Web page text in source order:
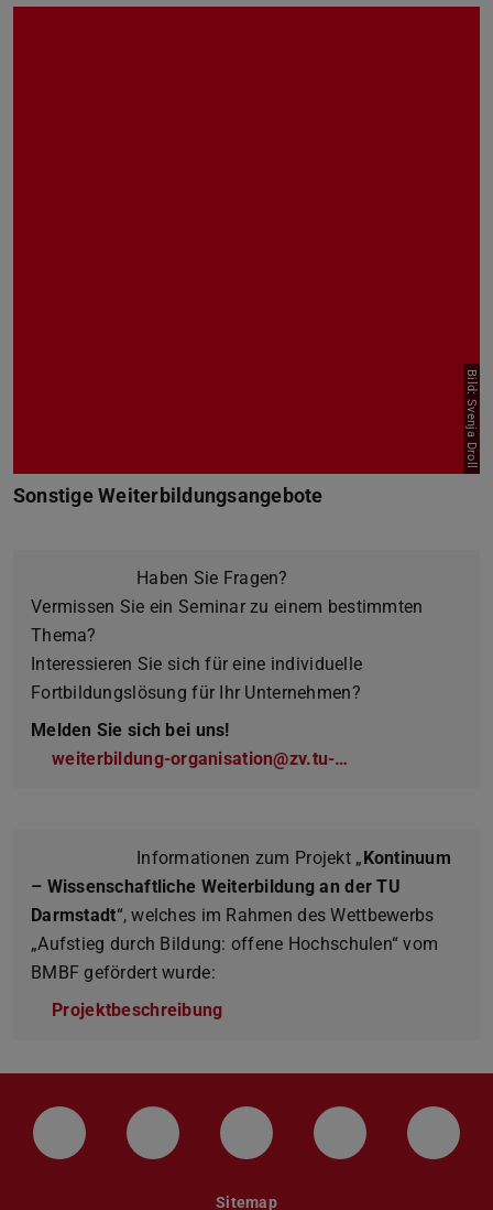
Sonstige Weiterbildungsangebote
Bild: Svenja Droll
Haben Sie Fragen?
Vermissen Sie ein Seminar zu einem bestimmten
Thema?
Interessieren Sie sich für eine individuelle
Fortbildungslösung für Ihr Unternehmen?
Melden Sie sich bei uns!
weiterbildung-organisation@zv.tu-…
Informationen zum Projekt „ Kontinuum
– Wissenschaftliche Weiterbildung an der TU
Darmstadt“, welches im Rahmen des Wettbewerbs
„Aufstieg durch Bildung: offene Hochschulen“ vom
BMBF gefördert wurde:
Projektbeschreibung
LinkedIn-Seite der TU Darmstadt
Instagram-Kanal der TU
Bluesky-Kanal der TU
Facebook-
Sitemap